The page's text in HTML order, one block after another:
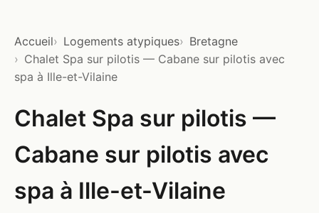
Accueil Logements atypiques
Bretagne
Chalet Spa sur pilotis — Cabane sur pilotis avec
spa à Ille-et-Vilaine
Chalet Spa sur pilotis —
Cabane sur pilotis avec
spa à Ille-et-Vilaine